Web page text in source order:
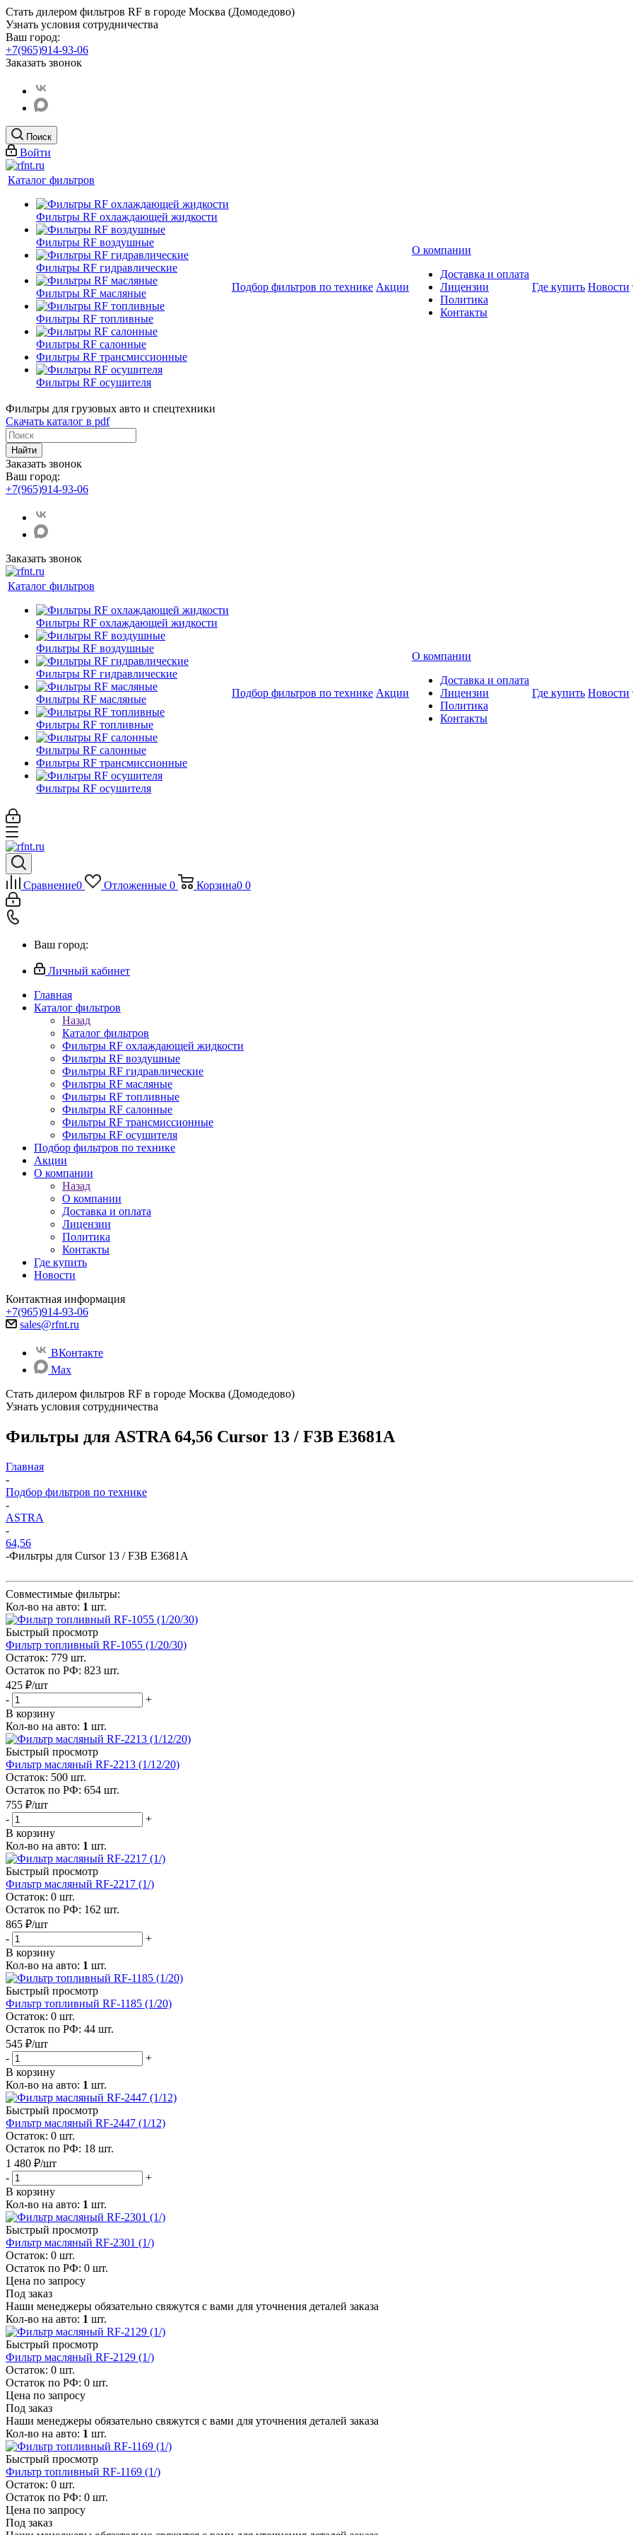
Стать дилером фильтров RF в городе Москва (Домодедово)
Узнать условия сотрудничества
Ваш город:
+7(965)914-93-06
Заказать звонок
Поиск
Войти
Каталог фильтров
Фильтры RF охлаждающей жидкости
Фильтры RF воздушные
Фильтры RF гидравлические
Фильтры RF масляные
Фильтры RF топливные
Фильтры RF салонные
Фильтры RF трансмиссионные
Фильтры RF осушителя
Подбор фильтров по технике Акции
О компании
Доставка и оплата
Лицензии
Политика
Контакты
Где купить Новости
Фильтры для грузовых авто и спецтехники
Скачать каталог в pdf
Найти
Заказать звонок
Ваш город:
+7(965)914-93-06
Заказать звонок
Каталог фильтров
Фильтры RF охлаждающей жидкости
Фильтры RF воздушные
Фильтры RF гидравлические
Фильтры RF масляные
Фильтры RF топливные
Фильтры RF салонные
Фильтры RF трансмиссионные
Фильтры RF осушителя
Подбор фильтров по технике Акции
О компании
Доставка и оплата
Лицензии
Политика
Контакты
Где купить Новости
Сравнение0 Отложенные 0 Корзина0 0
Ваш город:
Личный кабинет
Главная
Каталог фильтров
Назад
Каталог фильтров
Фильтры RF охлаждающей жидкости
Фильтры RF воздушные
Фильтры RF гидравлические
Фильтры RF масляные
Фильтры RF топливные
Фильтры RF салонные
Фильтры RF трансмиссионные
Фильтры RF осушителя
Подбор фильтров по технике
Акции
О компании
Назад
О компании
Доставка и оплата
Лицензии
Политика
Контакты
Где купить
Новости
Контактная информация
+7(965)914-93-06
sales@rfnt.ru
ВКонтакте
Max
Стать дилером фильтров RF в городе Москва (Домодедово)
Узнать условия сотрудничества
Фильтры для ASTRA 64,56 Cursor 13 / F3B E3681A
Главная
-
Подбор фильтров по технике
-
ASTRA
-
64,56
-Фильтры для Cursor 13 / F3B E3681A
Совместимые фильтры:
Кол-во на авто: 1 шт.
Быстрый просмотр
Фильтр топливный RF-1055 (1/20/30)
Остаток: 779 шт.
Остаток по РФ: 823 шт.
425 ₽/шт
-
+
В корзину
Кол-во на авто: 1 шт.
Быстрый просмотр
Фильтр масляный RF-2213 (1/12/20)
Остаток: 500 шт.
Остаток по РФ: 654 шт.
755 ₽/шт
-
+
В корзину
Кол-во на авто: 1 шт.
Быстрый просмотр
Фильтр масляный RF-2217 (1/)
Остаток: 0 шт.
Остаток по РФ: 162 шт.
865 ₽/шт
-
+
В корзину
Кол-во на авто: 1 шт.
Быстрый просмотр
Фильтр топливный RF-1185 (1/20)
Остаток: 0 шт.
Остаток по РФ: 44 шт.
545 ₽/шт
-
+
В корзину
Кол-во на авто: 1 шт.
Быстрый просмотр
Фильтр масляный RF-2447 (1/12)
Остаток: 0 шт.
Остаток по РФ: 18 шт.
1 480 ₽/шт
-
+
В корзину
Кол-во на авто: 1 шт.
Быстрый просмотр
Фильтр масляный RF-2301 (1/)
Остаток: 0 шт.
Остаток по РФ: 0 шт.
Цена по запросу
Под заказ
Наши менеджеры обязательно свяжутся с вами для уточнения деталей заказа
Кол-во на авто: 1 шт.
Быстрый просмотр
Фильтр масляный RF-2129 (1/)
Остаток: 0 шт.
Остаток по РФ: 0 шт.
Цена по запросу
Под заказ
Наши менеджеры обязательно свяжутся с вами для уточнения деталей заказа
Кол-во на авто: 1 шт.
Быстрый просмотр
Фильтр топливный RF-1169 (1/)
Остаток: 0 шт.
Остаток по РФ: 0 шт.
Цена по запросу
Под заказ